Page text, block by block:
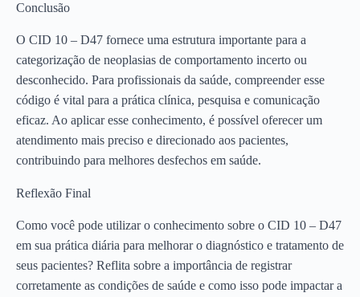
Conclusão
O CID 10 – D47 fornece uma estrutura importante para a
categorização de neoplasias de comportamento incerto ou
desconhecido. Para profissionais da saúde, compreender esse
código é vital para a prática clínica, pesquisa e comunicação
eficaz. Ao aplicar esse conhecimento, é possível oferecer um
atendimento mais preciso e direcionado aos pacientes,
contribuindo para melhores desfechos em saúde.
Reflexão Final
Como você pode utilizar o conhecimento sobre o CID 10 – D47
em sua prática diária para melhorar o diagnóstico e tratamento de
seus pacientes? Reflita sobre a importância de registrar
corretamente as condições de saúde e como isso pode impactar a